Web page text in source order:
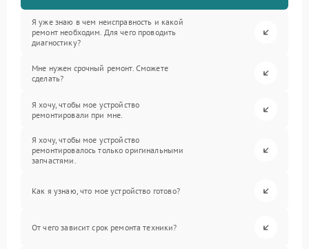
Я уже знаю в чем неисправность и какой
ремонт необходим. Для чего проводить
диагностику?
Мне нужен срочный ремонт. Сможете
сделать?
Я хочу, чтобы мое устройство
ремонтировали при мне.
Я хочу, чтобы мое устройство
ремонтировалось только оригинальными
запчастями.
Как я узнаю, что мое устройство готово?
От чего зависит срок ремонта техники?